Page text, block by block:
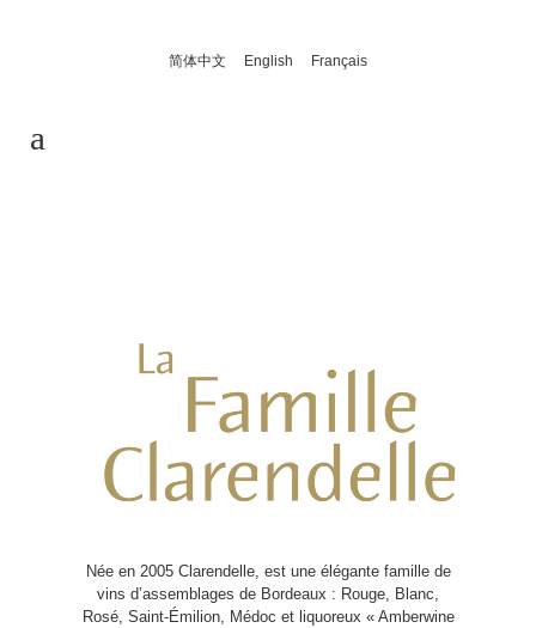
简体中文 English Français
Née en 2005 Clarendelle, est une élégante famille de
vins d’assemblages de Bordeaux : Rouge, Blanc,
Rosé, Saint-Émilion, Médoc et liquoreux « Amberwine